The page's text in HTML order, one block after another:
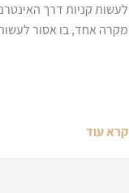
לעשות קניות דרך
מקרה אחד, בו אסור
קרא עוד